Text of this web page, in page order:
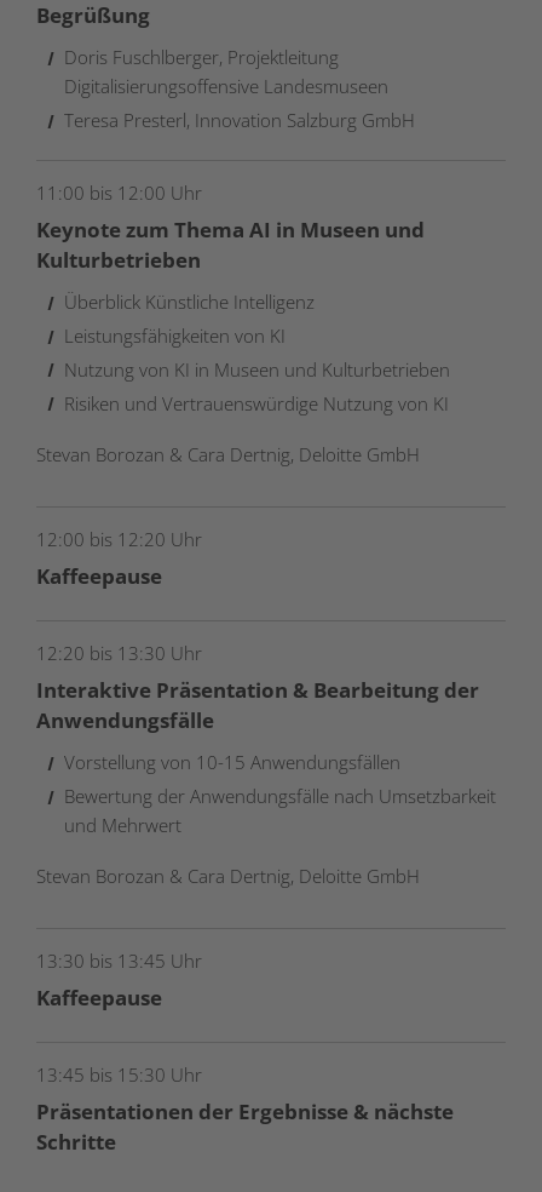
Begrüßung
Doris Fuschlberger, Projektleitung
Digitalisierungsoffensive Landesmuseen
Teresa Presterl, Innovation Salzburg GmbH
11:00 bis 12:00 Uhr
Keynote zum Thema AI in Museen und
Kulturbetrieben
Überblick Künstliche Intelligenz
Leistungsfähigkeiten von KI
Nutzung von KI in Museen und Kulturbetrieben
Risiken und Vertrauenswürdige Nutzung von KI
Stevan Borozan & Cara Dertnig, Deloitte GmbH
12:00 bis 12:20 Uhr
Kaffeepause
12:20 bis 13:30 Uhr
Interaktive Präsentation & Bearbeitung der
Anwendungsfälle
Vorstellung von 10-15 Anwendungsfällen
Bewertung der Anwendungsfälle nach Umsetzbarkeit
und Mehrwert
Stevan Borozan & Cara Dertnig, Deloitte GmbH
13:30 bis 13:45 Uhr
Kaffeepause
13:45 bis 15:30 Uhr
Präsentationen der Ergebnisse & nächste
Schritte